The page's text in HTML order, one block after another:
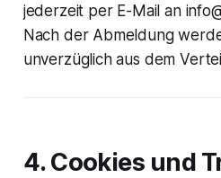
jederzeit per E-Mail an
Nach der Abmeldung
unverzüglich aus dem
4. Cookies und